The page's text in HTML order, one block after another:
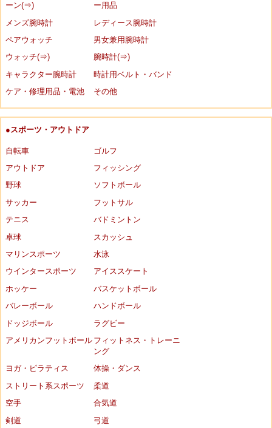
ーン(⇒)
ー用品
メンズ腕時計
レディース腕時計
ペアウォッチ
男女兼用腕時計
ウォッチ(⇒)
腕時計(⇒)
キャラクター腕時計
時計用ベルト・バンド
ケア・修理用品・電池
その他
●スポーツ・アウトドア
自転車
ゴルフ
アウトドア
フィッシング
野球
ソフトボール
サッカー
フットサル
テニス
バドミントン
卓球
スカッシュ
マリンスポーツ
水泳
ウインタースポーツ
アイススケート
ホッケー
バスケットボール
バレーボール
ハンドボール
ドッジボール
ラグビー
アメリカンフットボール フィットネス・トレーニ
ング
ヨガ・ピラティス
体操・ダンス
ストリート系スポーツ
柔道
空手
合気道
剣道
弓道